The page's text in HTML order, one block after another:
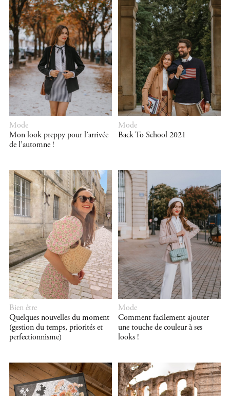
Mode
Mon look preppy pour l’arrivée
de l’automne !
Mode
Back To School 2021
Bien être
Quelques nouvelles du moment
(gestion du temps, priorités et
perfectionnisme)
Mode
Comment facilement ajouter
une touche de couleur à ses
looks !